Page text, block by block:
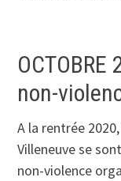
non-
A la rentrée
Villeneuve se
non-violence